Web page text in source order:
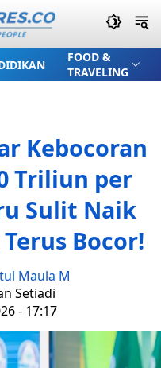
FOOD &
TRAVELING
Kebocoran
Triliun per
Sulit Naik
Bocor!
Maula M
Setiadi
- 17:17